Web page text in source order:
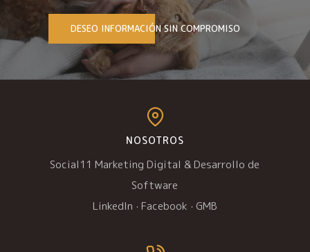
DESEO INFORMACIÓN SIN COMPROMISO
NOSOTROS
Social11 Marketing Digital & Desarrollo de
Software
LinkedIn · Facebook · GMB